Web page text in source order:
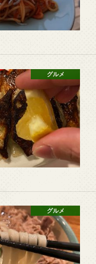
グルメ
グルメ